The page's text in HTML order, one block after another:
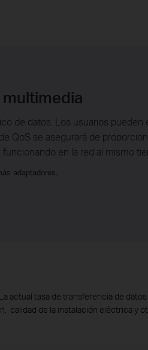
de datos. Los usuarios pueden
QoS se asegurará de
en la red al mismo
adaptadores.
actual tasa de transferencia de
calidad de la instalación eléctrica y